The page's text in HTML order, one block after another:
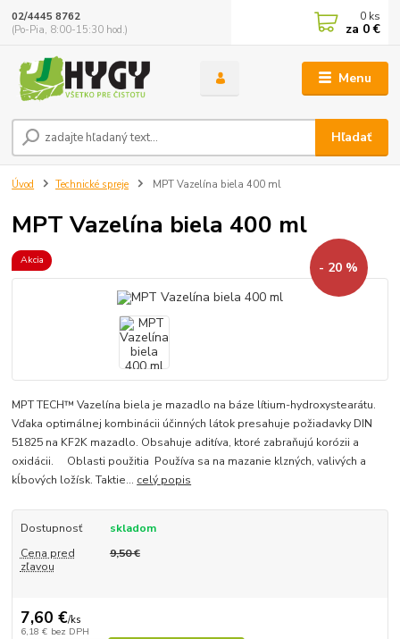
Menu
Hľadať
02/4445 8762
(Po-Pia, 8:00-15:30 hod.)
0 ks
za 0 €
Úvod Technické spreje MPT Vazelína biela 400 ml
MPT Vazelína biela 400 ml
Akcia - 20 %
MPT TECH™ Vazelína biela je mazadlo na báze lítium-hydroxystearátu.
Vďaka optimálnej kombinácii účinných látok presahuje požiadavky DIN
51825 na KF2K mazadlo. Obsahuje aditíva, ktoré zabraňujú korózii a
oxidácii. Oblasti použitia Používa sa na mazanie klzných, valivých a
kĺbových ložísk. Taktie... celý popis
Dostupnosť
skladom
Cena pred
zľavou
9,50 €
7,60 €/ks
6,18 € bez DPH